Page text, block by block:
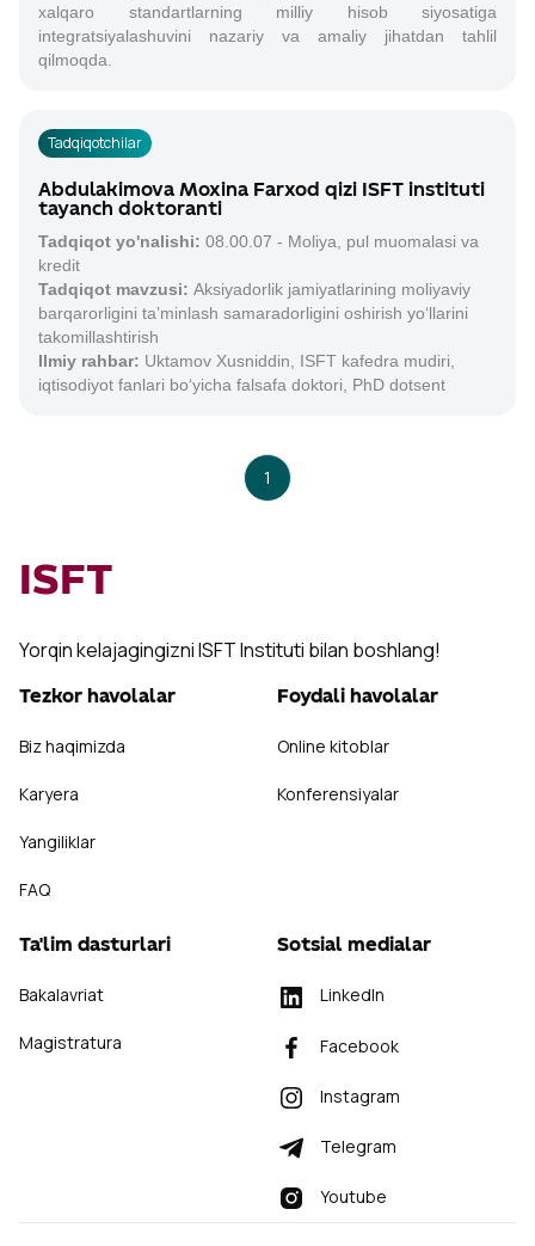
xalqaro standartlarning milliy hisob siyosatiga
integratsiyalashuvini nazariy va amaliy jihatdan tahlil
qilmoqda.
Tadqiqotchilar
Abdulakimova Moxina Farxod qizi ISFT instituti
tayanch doktoranti
Tadqiqot yo'nalishi: 08.00.07 - Moliya, pul muomalasi va
kredit
Tadqiqot mavzusi: Aksiyadorlik jamiyatlarining moliyaviy
barqarorligini ta’minlash samaradorligini oshirish yo‘llarini
takomillashtirish
Ilmiy rahbar: Uktamov Xusniddin, ISFT kafedra mudiri,
iqtisodiyot fanlari bo‘yicha falsafa doktori, PhD dotsent
1
ISFT
Yorqin kelajagingizni ISFT Instituti bilan boshlang!
Tezkor havolalar
Biz haqimizda
Karyera
Yangiliklar
FAQ
Foydali havolalar
Online kitoblar
Konferensiyalar
Ta'lim dasturlari
Bakalavriat
Magistratura
Sotsial medialar
LinkedIn
Facebook
Instagram
Telegram
Youtube